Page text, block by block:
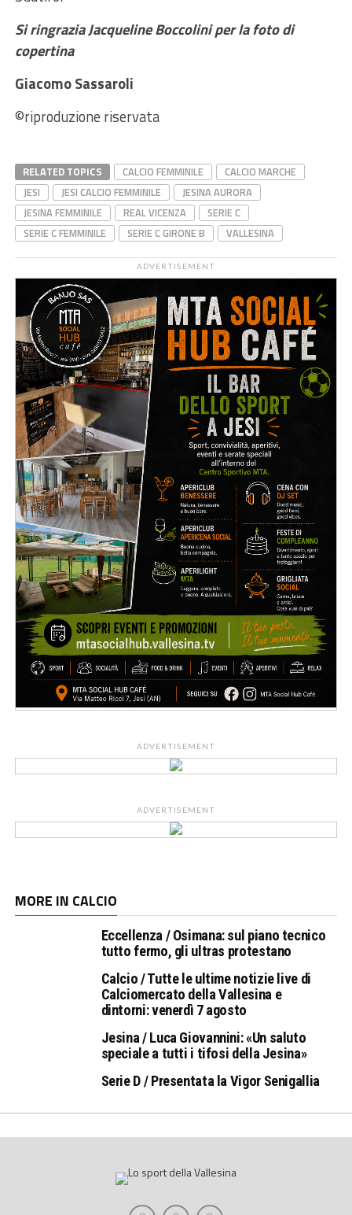
Si ringrazia Jacqueline Boccolini per la foto di
copertina
Giacomo Sassaroli
©riproduzione riservata
RELATED TOPICS CALCIO FEMMINILE
CALCIO MARCHE
JESI
JESI CALCIO FEMMINILE
JESINA AURORA
JESINA FEMMINILE
REAL VICENZA
SERIE C
SERIE C FEMMINILE
SERIE C GIRONE B VALLESINA
ADVERTISEMENT
ADVERTISEMENT
ADVERTISEMENT
MORE IN CALCIO
Eccellenza / Osimana: sul piano tecnico
tutto fermo, gli ultras protestano
Calcio / Tutte le ultime notizie live di
Calciomercato della Vallesina e
dintorni: venerdì 7 agosto
Jesina / Luca Giovannini: «Un saluto
speciale a tutti i tifosi della Jesina»
Serie D / Presentata la Vigor Senigallia